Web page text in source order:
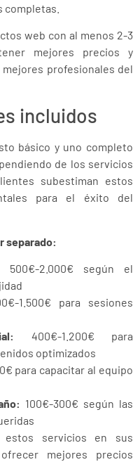
completas.
web con al menos 2-3
mejores precios y
profesionales del
incluidos
básico y uno completo
de los servicios
subestiman estos
para el éxito del
separado:
500€-2.000€ según el
1.500€ para sesiones
400€-1.200€ para
optimizados
para capacitar al equipo
100€-300€ según las
estos servicios en sus
mejores precios